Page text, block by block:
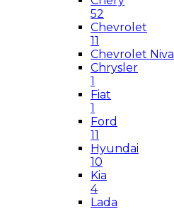
52
Chevrolet
11
Chevrolet Niva
Chrysler
1
Fiat
1
Ford
11
Hyundai
10
Kia
4
Lada